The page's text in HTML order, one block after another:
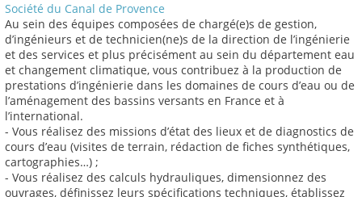
Société du Canal de Provence
Au sein des équipes composées de chargé(e)s de gestion,
d’ingénieurs et de technicien(ne)s de la direction de l’ingénierie
et des services et plus précisément au sein du département eau
et changement climatique, vous contribuez à la production de
prestations d’ingénierie dans les domaines de cours d’eau ou de
l’aménagement des bassins versants en France et à
l’international.
- Vous réalisez des missions d’état des lieux et de diagnostics de
cours d’eau (visites de terrain, rédaction de fiches synthétiques,
cartographies…) ;
- Vous réalisez des calculs hydrauliques, dimensionnez des
ouvrages, définissez leurs spécifications techniques, établissez